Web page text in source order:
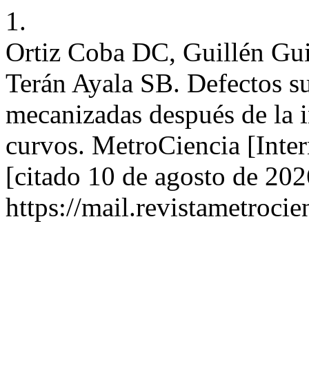
1.
Ortiz Coba DC, Guillén
Terán Ayala SB. Defectos
mecanizadas después de
curvos. MetroCiencia
[citado 10 de agosto de
https://